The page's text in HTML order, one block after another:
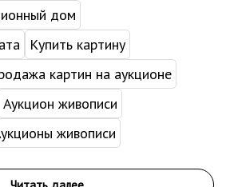
дом
Купить картину
картин на аукционе
Аукцион живописи
живописи